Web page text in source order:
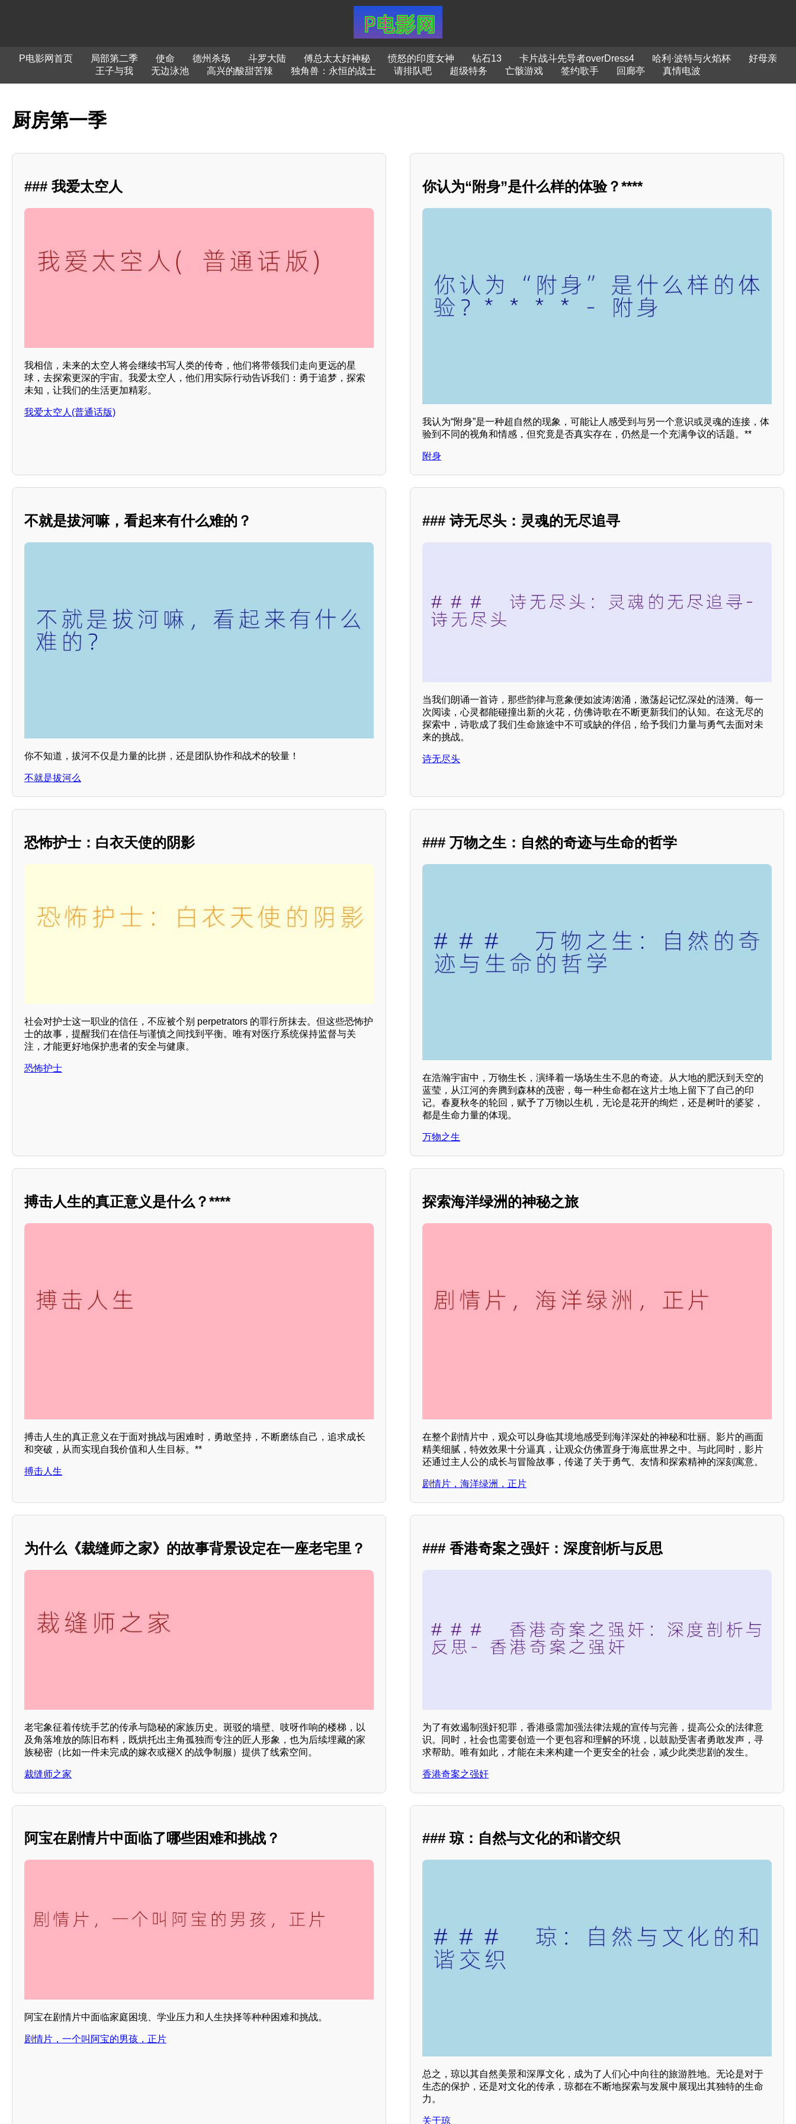
P电影网首页 局部第二季 使命 德州杀场 斗罗大陆 傅总太太好神秘 愤怒的印度女神 钻石13 卡片战斗先导者overDress4 哈利·波特与火焰杯
好母亲
王子与我
无边泳池 高兴的酸甜苦辣 独角兽：永恒的战士 请排队吧 超级特务 亡骸游戏 签约歌手 回廊亭 真情电波
厨房第一季
### 我爱太空人
我相信，未来的太空人将会继续书写人类的传奇，他们将带领我们走向更远的星
球，去探索更深的宇宙。我爱太空人，他们用实际行动告诉我们：勇于追梦，探索
未知，让我们的生活更加精彩。
我爱太空人(普通话版)
你认为“附身”是什么样的体验？****
我认为“附身”是一种超自然的现象，可能让人感受到与另一个意识或灵魂的连接，体
验到不同的视角和情感，但究竟是否真实存在，仍然是一个充满争议的话题。**
附身
不就是拔河嘛，看起来有什么难的？
你不知道，拔河不仅是力量的比拼，还是团队协作和战术的较量！
不就是拔河么
### 诗无尽头：灵魂的无尽追寻
当我们朗诵一首诗，那些韵律与意象便如波涛汹涌，激荡起记忆深处的涟漪。每一
次阅读，心灵都能碰撞出新的火花，仿佛诗歌在不断更新我们的认知。在这无尽的
探索中，诗歌成了我们生命旅途中不可或缺的伴侣，给予我们力量与勇气去面对未
来的挑战。
诗无尽头
恐怖护士：白衣天使的阴影
社会对护士这一职业的信任，不应被个别 perpetrators 的罪行所抹去。但这些恐怖护
士的故事，提醒我们在信任与谨慎之间找到平衡。唯有对医疗系统保持监督与关
注，才能更好地保护患者的安全与健康。
恐怖护士
### 万物之生：自然的奇迹与生命的哲学
在浩瀚宇宙中，万物生长，演绎着一场场生生不息的奇迹。从大地的肥沃到天空的
蓝莹，从江河的奔腾到森林的茂密，每一种生命都在这片土地上留下了自己的印
记。春夏秋冬的轮回，赋予了万物以生机，无论是花开的绚烂，还是树叶的婆娑，
都是生命力量的体现。
万物之生
搏击人生的真正意义是什么？****
搏击人生的真正意义在于面对挑战与困难时，勇敢坚持，不断磨练自己，追求成长
和突破，从而实现自我价值和人生目标。**
搏击人生
探索海洋绿洲的神秘之旅
在整个剧情片中，观众可以身临其境地感受到海洋深处的神秘和壮丽。影片的画面
精美细腻，特效效果十分逼真，让观众仿佛置身于海底世界之中。与此同时，影片
还通过主人公的成长与冒险故事，传递了关于勇气、友情和探索精神的深刻寓意。
剧情片，海洋绿洲，正片
为什么《裁缝师之家》的故事背景设定在一座老宅里？
老宅象征着传统手艺的传承与隐秘的家族历史。斑驳的墙壁、吱呀作响的楼梯，以
及角落堆放的陈旧布料，既烘托出主角孤独而专注的匠人形象，也为后续埋藏的家
族秘密（比如一件未完成的嫁衣或褪X 的战争制服）提供了线索空间。
裁缝师之家
### 香港奇案之强奸：深度剖析与反思
为了有效遏制强奸犯罪，香港亟需加强法律法规的宣传与完善，提高公众的法律意
识。同时，社会也需要创造一个更包容和理解的环境，以鼓励受害者勇敢发声，寻
求帮助。唯有如此，才能在未来构建一个更安全的社会，减少此类悲剧的发生。
香港奇案之强奸
阿宝在剧情片中面临了哪些困难和挑战？
阿宝在剧情片中面临家庭困境、学业压力和人生抉择等种种困难和挑战。
剧情片，一个叫阿宝的男孩，正片
### 琼：自然与文化的和谐交织
总之，琼以其自然美景和深厚文化，成为了人们心中向往的旅游胜地。无论是对于
生态的保护，还是对文化的传承，琼都在不断地探索与发展中展现出其独特的生命
力。
关于琼